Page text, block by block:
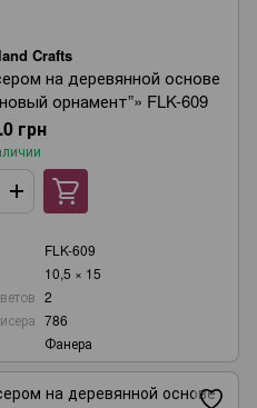
Crafts
на деревянной основе
орнамент”» FLK-609
грн
FLK-609
10,5 × 15
2
786
Фанера